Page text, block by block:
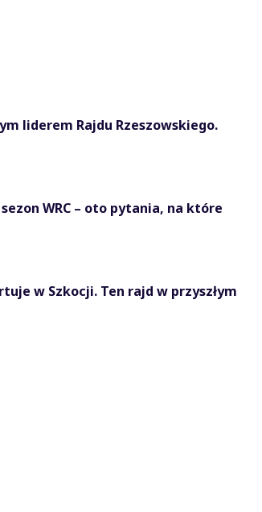
liderem Rajdu Rzeszowskiego.
WRC – oto pytania, na które
w Szkocji. Ten rajd w przyszłym